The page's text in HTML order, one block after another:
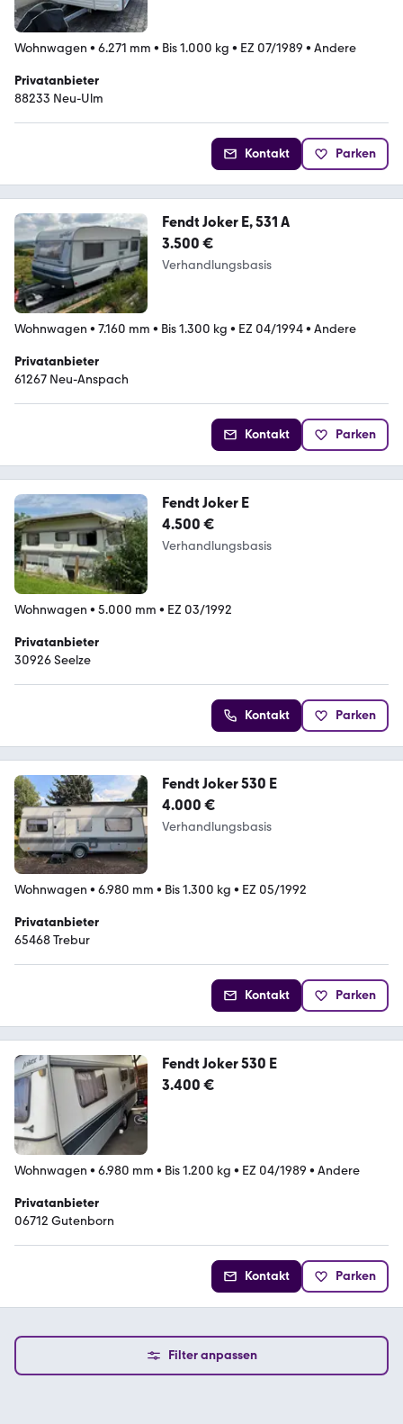
Wohnwagen • 6.271 mm • Bis 1.000 kg • EZ 07/1989 • Andere
Privatanbieter
88233 Neu-Ulm
Kontakt Parken
Fendt Joker E, 531 A
3.500 €
Verhandlungsbasis
Wohnwagen • 7.160 mm • Bis 1.300 kg • EZ 04/1994• Andere
Privatanbieter
61267 Neu-Anspach
Kontakt Parken
Fendt Joker E
4.500 €
Verhandlungsbasis
Wohnwagen • 5.000 mm • EZ 03/1992
Privatanbieter
30926 Seelze
Kontakt Parken
Fendt Joker 530 E
4.000 €
Verhandlungsbasis
Wohnwagen • 6.980 mm • Bis 1.300 kg • EZ 05/1992
Privatanbieter
65468 Trebur
Kontakt Parken
Fendt Joker 530 E
3.400 €
Wohnwagen • 6.980 mm • Bis 1.200 kg • EZ 04/1989 • Andere
Privatanbieter
06712 Gutenborn
Kontakt Parken
Filter anpassen